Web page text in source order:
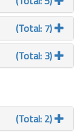
(Total: 7)
(Total: 3)
(Total: 2)